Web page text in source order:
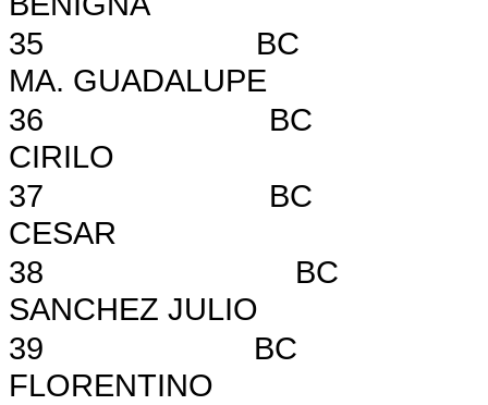
35 BC
MA. GUADALUPE
36 BC
CIRILO
37 BC
CESAR
38 BC
SANCHEZ JULIO
39 BC
FLORENTINO